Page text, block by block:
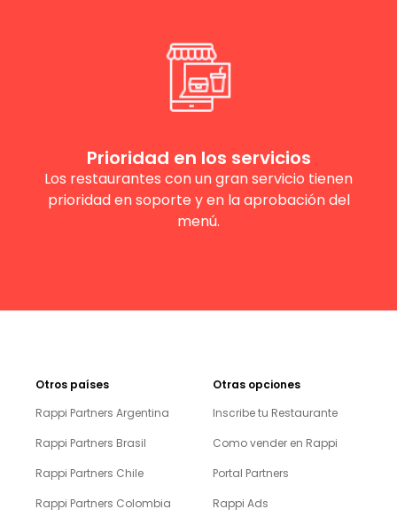
Prioridad en los servicios
Los restaurantes con un gran servicio tienen
prioridad en soporte y en la aprobación del
menú.
Otros países
Rappi Partners Argentina
Rappi Partners Brasil
Rappi Partners Chile
Rappi Partners Colombia
Otras opciones
Inscribe tu Restaurante
Como vender en Rappi
Portal Partners
Rappi Ads